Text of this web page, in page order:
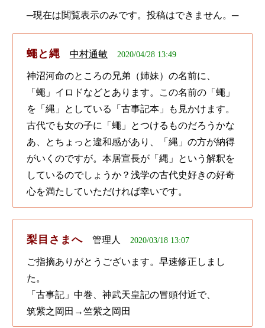
─現在は閲覧表示のみです。投稿はできません。─
蠅と縄 中村通敏 2020/04/28 13:49
神沼河命のところの兄弟（姉妹）の名前に、
「蠅」イロドなどとあります。この名前の「蠅」
を「縄」としている「古事記本」も見かけます。
古代でも女の子に「蠅」とつけるものだろうかな
あ、とちょっと違和感があり、「縄」の方が納得
がいくのですが。本居宣長が「縄」という解釈を
しているのでしょうか？浅学の古代史好きの好奇
心を満たしていただければ幸いです。
梨目さまへ管理人 2020/03/18 13:07
ご指摘ありがとうございます。早速修正しまし
た。
「古事記」中巻、神武天皇記の冒頭付近で、
筑紫之岡田→竺紫之岡田